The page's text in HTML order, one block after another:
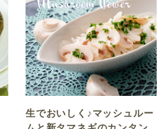
生でおいしく♪マッシュルー